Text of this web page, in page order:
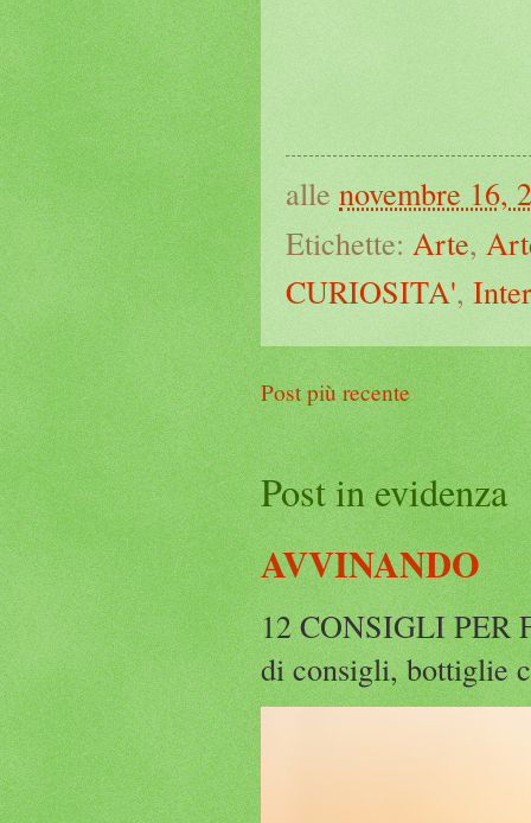
alle novembre 16,
Etichette: Arte,
CURIOSITA',
Post più recente
Post in evidenza
AVVINANDO
12 CONSIGLI PER
di consigli, bottiglie